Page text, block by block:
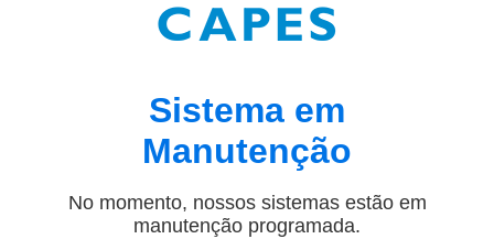
Sistema em
Manutenção
No momento, nossos sistemas estão em
manutenção programada.